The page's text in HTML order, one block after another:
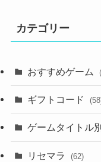
カテゴリー
おすすめゲーム
ギフトコード
ゲームタイトル別
(2)
リセマラ (62)